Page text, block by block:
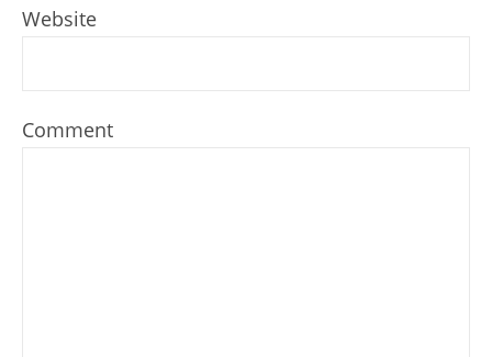
Website
Comment